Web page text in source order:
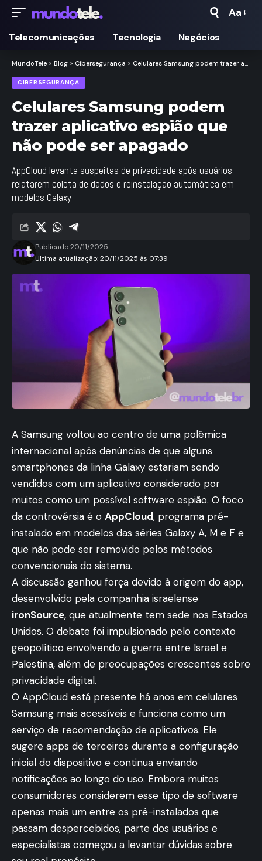
Fonte
Aa
Telecomunicações Tecnologia Negócios
MundoTele > Blog > Cibersegurança > Celulares Samsung podem trazer aplicativo espião que não pode ser apagado
CIBERSEGURANÇA
Celulares Samsung podem
trazer aplicativo espião que
não pode ser apagado
AppCloud levanta suspeitas de privacidade após usuários
relatarem coleta de dados e reinstalação automática em
modelos Galaxy
Ultima atualização: 20/11/2025 às 07:39
Publicado 20/11/2025
A Samsung voltou ao centro de uma polêmica
internacional após denúncias de que alguns
smartphones da linha Galaxy estariam sendo
vendidos com um aplicativo considerado por
muitos como um possível software espião. O foco
da controvérsia é o AppCloud, programa pré-
instalado em modelos das séries Galaxy A, M e F e
que não pode ser removido pelos métodos
convencionais do sistema.
A discussão ganhou força devido à origem do app,
desenvolvido pela companhia israelense
ironSource, que atualmente tem sede nos Estados
Unidos. O debate foi impulsionado pelo contexto
geopolítico envolvendo a guerra entre Israel e
Palestina, além de preocupações crescentes sobre
privacidade digital.
O AppCloud está presente há anos em celulares
Samsung mais acessíveis e funciona como um
serviço de recomendação de aplicativos. Ele
sugere apps de terceiros durante a configuração
inicial do dispositivo e continua enviando
notificações ao longo do uso. Embora muitos
consumidores considerem esse tipo de software
apenas mais um entre os pré-instalados que
passam despercebidos, parte dos usuários e
especialistas começou a levantar dúvidas sobre